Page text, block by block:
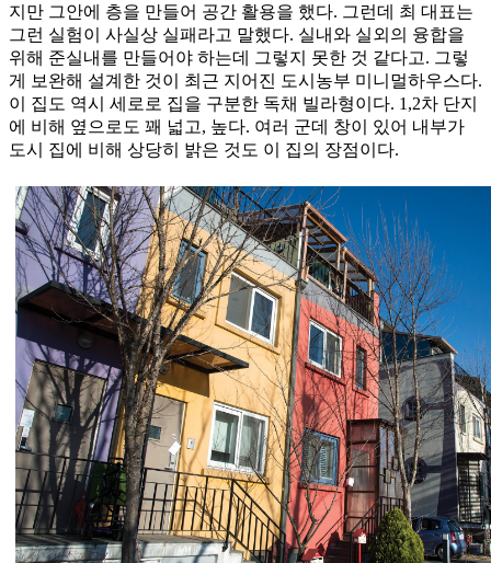
지만 그안에 층을 만들어 공간 활용을 했다. 그런데 최 대표는
그런 실험이 사실상 실패라고 말했다. 실내와 실외의 융합을
위해 준실내를 만들어야 하는데 그렇지 못한 것 같다고. 그렇
게 보완해 설계한 것이 최근 지어진 도시농부 미니멀하우스다.
이 집도 역시 세로로 집을 구분한 독채 빌라형이다. 1,2차 단지
에 비해 옆으로도 꽤 넓고, 높다. 여러 군데 창이 있어 내부가
도시 집에 비해 상당히 밝은 것도 이 집의 장점이다.